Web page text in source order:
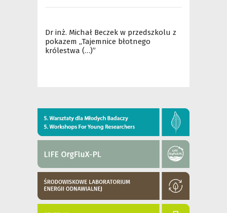
Dr inż. Michał Beczek w przedszkolu z
pokazem „Tajemnice błotnego
królestwa (…)”